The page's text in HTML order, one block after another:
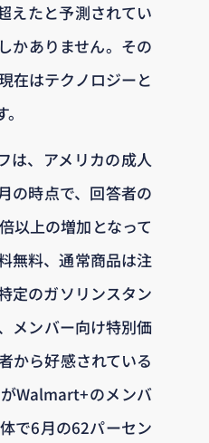
えたと予測されてい
かありません。その
在はテクノロジーと
は、アメリカの成人
の時点で、回答者の
以上の増加となって
無料、通常商品は注
定のガソリンスタン
メンバー向け特別価
から好感されている
Walmart+のメンバ
で6月の62パーセン